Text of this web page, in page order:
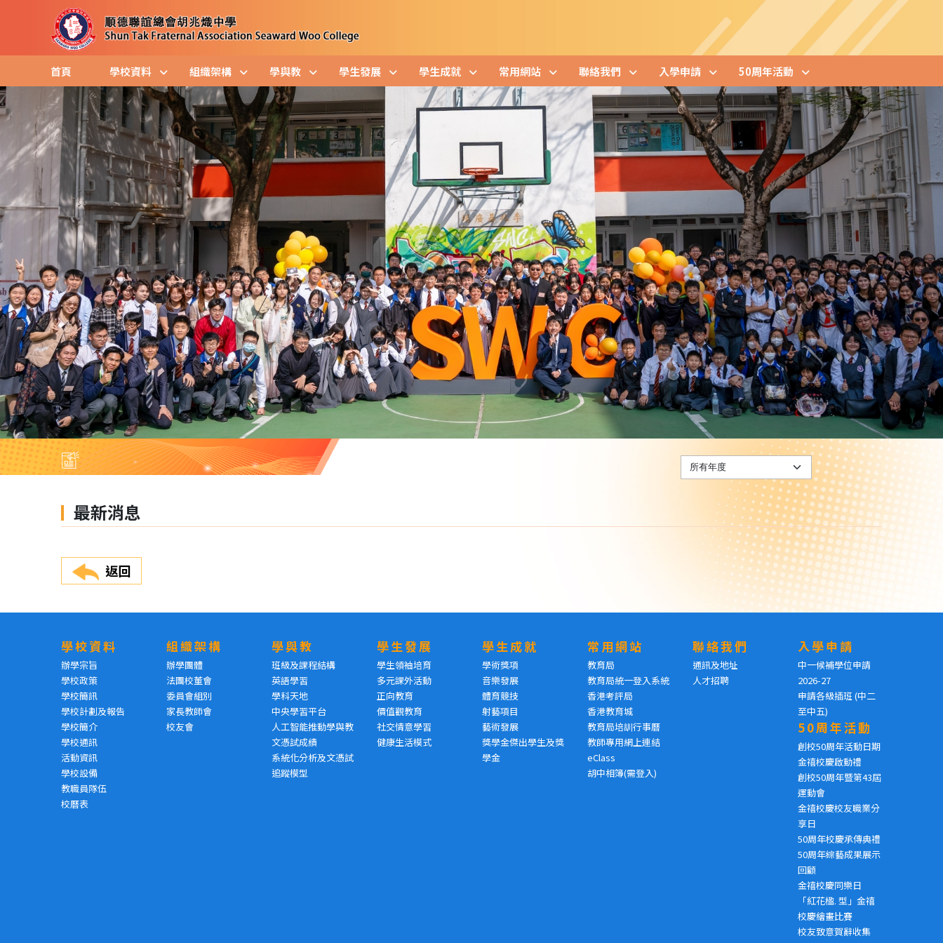
首頁 學校資料 組織架構 學與教 學生發展 學生成就 常用網站 聯絡我們 入學申請 50周年活動
最新消息
返回
學校資料
辦學宗旨
學校政策
學校簡訊
學校計劃及報告
學校簡介
學校通訊
活動資訊
學校設備
教職員隊伍
校曆表
組織架構
辦學團體
法團校董會
委員會組別
家長教師會
校友會
學與教
班級及課程結構
英語學習
學科天地
中央學習平台
人工智能推動學與教
文憑試成績
系統化分析及文憑試
追蹤模型
學生發展
學生領袖培育
多元課外活動
正向教育
價值觀教育
社交情意學習
健康生活模式
學生成就
學術獎項
音樂發展
體育競技
射藝項目
藝術發展
獎學金傑出學生及獎
學金
常用網站
教育局
教育局統一登入系統
香港考評局
香港教育城
教育局培訓行事曆
教師專用網上連結
eClass
胡中相簿(需登入)
聯絡我們
通訊及地址
人才招聘
入學申請
中一候補學位申請
2026-27
申請各級插班 (中二
至中五)
50周年活動
創校50周年活動日期
金禧校慶啟動禮
創校50周年暨第43屆
運動會
金禧校慶校友職業分
享日
50周年校慶承傳典禮
50周年綜藝成果展示
回顧
金禧校慶同樂日
「紅花楹. 型」金禧
校慶繪畫比賽
校友致意賀辭收集